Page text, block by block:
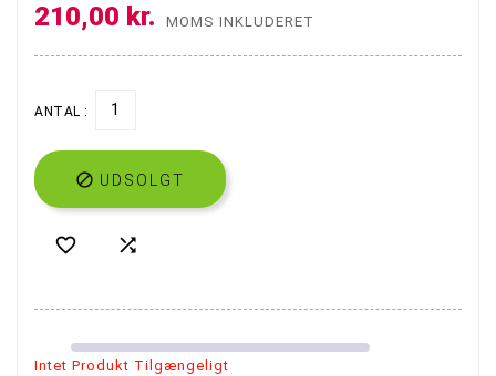
210,00 kr. MOMS INKLUDERET
ANTAL :
 UDSOLGT
 
Intet Produkt Tilgængeligt